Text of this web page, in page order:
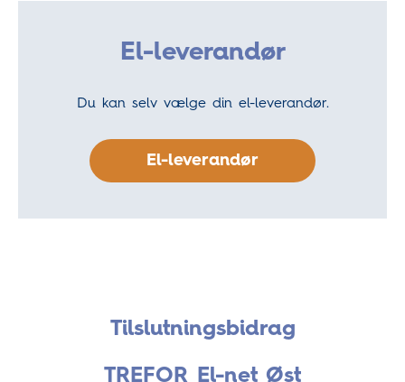
El-leverandør
Du kan selv vælge din el-leverandør.
El-leverandør
Tilslutningsbidrag
TREFOR El-net Øst